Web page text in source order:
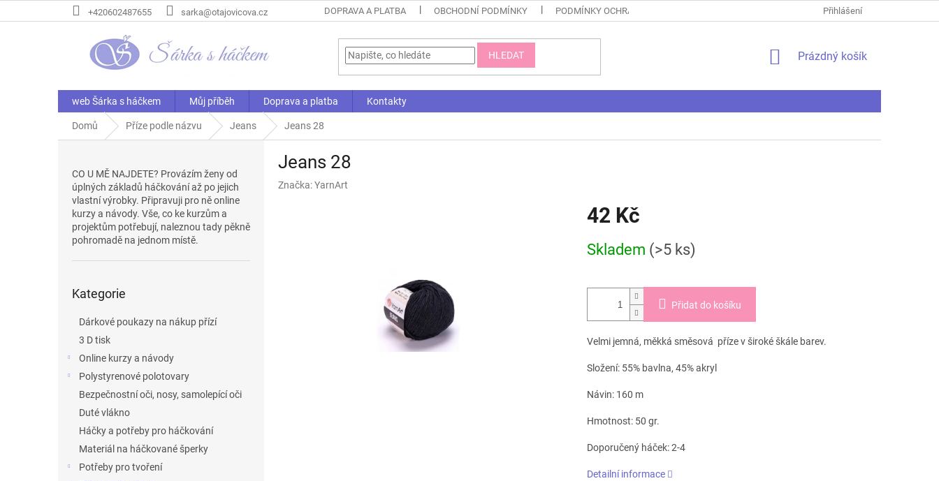
na
+420602487655 sarka@otajovicova.cz DOPRAVA A PLATBA OBCHODNÍ PODMÍNKY PODMÍNKY OCHRANY OSOBNÍCH ÚDAJŮ REKLAMAČNÍ ŘÁD REKLAMAČNÍ
Přihlášení
HLEDAT
NÁKUPNÍ
Prázdný košík
web Šárka s háčkem Můj příběh Doprava a platba Kontakty
Domů Příze podle názvu Jeans Jeans 28
CO U MĚ NAJDETE? Provázím ženy od
úplných základů háčkování až po jejich
vlastní výrobky. Připravuji pro ně online
kurzy a návody. Vše, co ke kurzům a
projektům potřebují, naleznou tady pěkně
pohromadě na jednom místě.
kategorie
Kategorie
Dárkové poukazy na nákup přízí
3 D tisk
Online kurzy a návody
Polystyrenové polotovary
Bezpečnostní oči, nosy, samolepící oči
Duté vlákno
Háčky a potřeby pro háčkování
Materiál na háčkované šperky
Potřeby pro tvoření
Jeans 28
Značka:YarnArt
42 Kč
cena:
Skladem (>5 ks)
Přidat do košíku
Velmi jemná, měkká směsová příze v široké škále barev.
Složení: 55% bavlna, 45% akryl
Návin: 160 m
Hmotnost: 50 gr.
Doporučený háček: 2-4
Detailní informace